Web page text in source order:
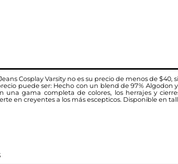
Cosplay Varsity no es su precio de menos de $40,
puede ser: Hecho con un blend de 97% Algodon y
una gama completa de colores, los herrajes y
en creyentes a los más escepticos. Disponible en